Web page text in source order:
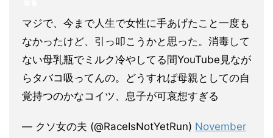
マジで、今まで人生で女性に手あげたこと一度も
なかったけど、引っ叩こうかと思った。消毒して
ない母乳瓶でミルク冷やしてる間YouTube見なが
らタバコ吸ってんの。どうすれば母親としての自
覚持つのかなコイツ、息子が可哀想すぎる
— クソ女の夫 (@RaceIsNotYetRun) November